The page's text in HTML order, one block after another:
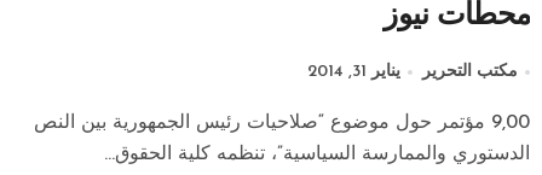
محطات نيوز
مكتب التحرير يناير 31, 2014
9,00 مؤتمر حول موضوع “صلاحيات رئيس الجمهورية بين النص
الدستوري والممارسة السياسية”، تنظمه كلية الحقوق...